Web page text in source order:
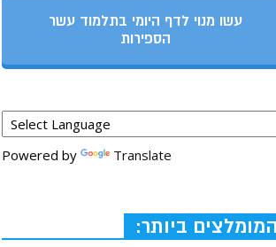
עשו מנוי לדף היומי בתלמוד עשר
הספירות
Powered by Translate
המומלצים ביותר: